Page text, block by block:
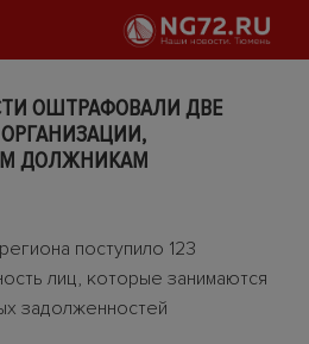
ОШТРАФОВАЛИ ДВЕ
ДОЛЖНИКАМ
поступило 123
лиц, которые занимаются
задолженностей